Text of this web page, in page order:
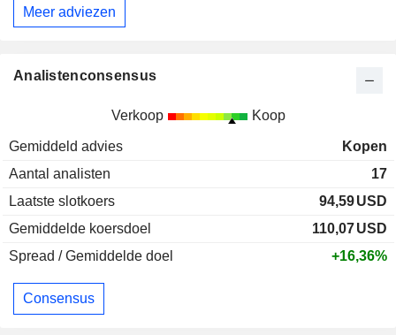
Meer adviezen
Analistenconsensus
Verkoop Koop
Gemiddeld advies
Kopen
Aantal analisten
17
Laatste slotkoers
94,59USD
Gemiddelde koersdoel
110,07USD
Spread / Gemiddelde doel
+16,36%
Consensus